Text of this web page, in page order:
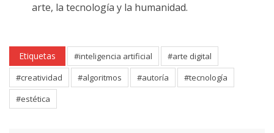
arte, la tecnología y la humanidad.
Etiquetas #inteligencia artificial
#arte digital
#creatividad
#algoritmos #autoría
#tecnología
#estética